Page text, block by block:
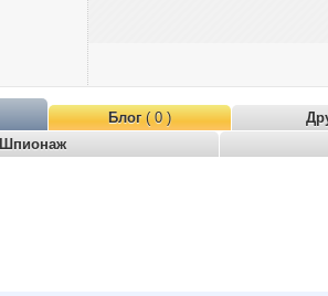
Блог( 0 )
Шпионаж